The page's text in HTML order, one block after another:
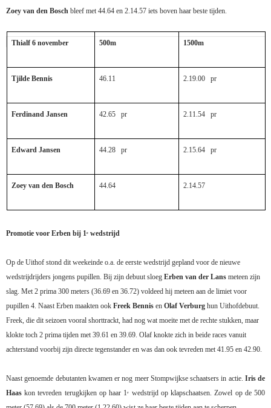
Zoey van den Bosch bleef met 44.64 en 2.14.57 iets boven haar beste tijden.
Thialf 6 november 500m 1500m
Tjilde Bennis 46.11 2.19.00 pr
Ferdinand Jansen 42.65 pr 2.11.54 pr
Edward Jansen 44.28 pr 2.15.64 pr
Zoey van den Bosch 44.64 2.14.57
Promotie voor Erben bij 1e wedstrijd
Op de Uithof stond dit weekeinde o.a. de eerste wedstrijd gepland voor de nieuwe
wedstrijdrijders jongens pupillen. Bij zijn debuut sloeg Erben van der Lans meteen zijn
slag. Met 2 prima 300 meters (36.69 en 36.72) voldeed hij meteen aan de limiet voor
pupillen 4. Naast Erben maakten ook Freek Bennis en Olaf Verburg hun Uithofdebuut.
Freek, die dit seizoen vooral shorttrackt, had nog wat moeite met de rechte stukken, maar
klokte toch 2 prima tijden met 39.61 en 39.69. Olaf knokte zich in beide races vanuit
achterstand voorbij zijn directe tegenstander en was dan ook tevreden met 41.95 en 42.90.
Naast genoemde debutanten kwamen er nog meer Stompwijkse schaatsers in actie. Iris de
Haas kon tevreden terugkijken op haar 1e
wedstrijd op klapschaatsen. Zowel op de 500